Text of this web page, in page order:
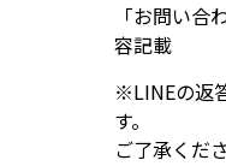
「お問い
容記載
※LINEの返
す。
ご了承くだ